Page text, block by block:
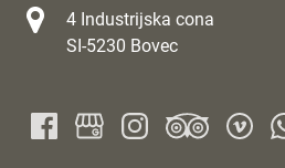
4 Industrijska cona
SI-5230 Bovec